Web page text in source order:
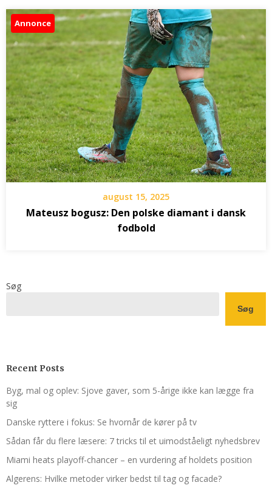
Annonce
august 15, 2025
Mateusz bogusz: Den polske diamant i dansk
fodbold
Søg
Søg
Recent Posts
Byg, mal og oplev: Sjove gaver, som 5-årige ikke kan lægge fra
sig
Danske ryttere i fokus: Se hvornår de kører på tv
Sådan får du flere læsere: 7 tricks til et uimodståeligt nyhedsbrev
Miami heats playoff-chancer – en vurdering af holdets position
Algerens: Hvilke metoder virker bedst til tag og facade?